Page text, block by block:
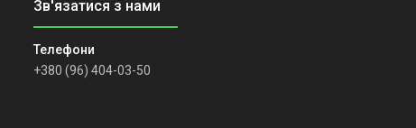
+380 (96) 404-03-50